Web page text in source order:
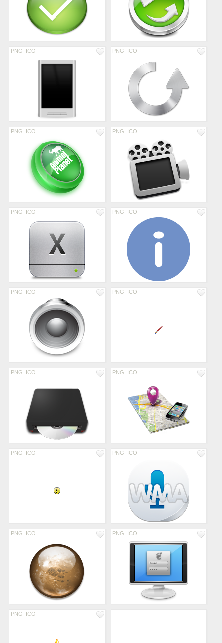
PNG ICO PNG ICO
PNG ICO PNG ICO
PNG ICO PNG ICO
PNG ICO PNG ICO
PNG ICO PNG ICO
PNG ICO PNG ICO
PNG ICO PNG ICO
PNG ICO